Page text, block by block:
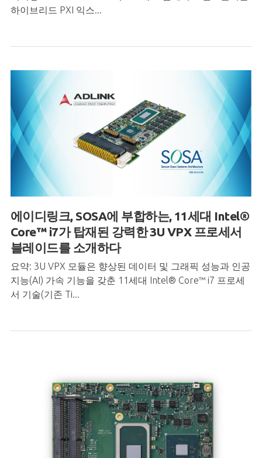
하이브리드 PXI 익스...
에이디링크, SOSA에 부합하는, 11세대 Intel®
Core™ i7가 탑재된 강력한 3U VPX 프로세서
블레이드를 소개하다
요약: 3U VPX 모듈은 향상된 데이터 및 그래픽 성능과 인공
지능(AI) 가속 기능을 갖춘 11세대 Intel® Core™ i7 프로세
서 기술(기존 Ti...